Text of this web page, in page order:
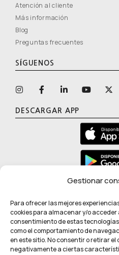
Gestionar
Para ofrecer las mejores
cookies para almacenar y/o acceder
consentimiento de estas
como el comportamiento de
en este sitio. No consentir o retirar
negativamente a ciertas
Atención al cliente
Más información
Blog
Preguntas frecuentes
SÍGUENOS
DESCARGAR APP
La información contenida en
exclusivamente comercial e
del producto. El producto no es
sanitario, y no tiene finalidades
curativas. Cualquier referencia al